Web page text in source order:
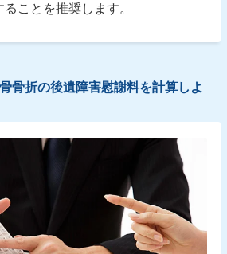
ことを推奨します。
骨折の後遺障害慰謝料を計算しよ